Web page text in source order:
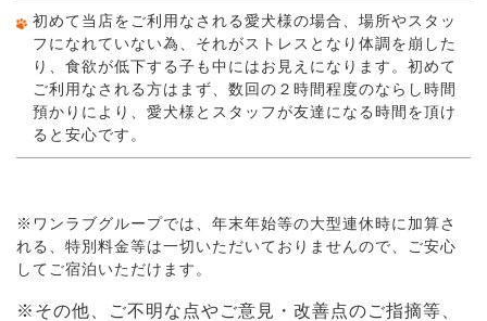
初めて当店をご利用なされる愛犬様の場合、場所やスタッ
フになれていない為、それがストレスとなり体調を崩した
り、食欲が低下する子も中にはお見えになります。初めて
ご利用なされる方はまず、数回の２時間程度のならし時間
預かりにより、愛犬様とスタッフが友達になる時間を頂け
ると安心です。
※ワンラブグループでは、年末年始等の大型連休時に加算さ
れる、特別料金等は一切いただいておりませんので、ご安心
してご宿泊いただけます。
※その他、ご不明な点やご意見・改善点のご指摘等、